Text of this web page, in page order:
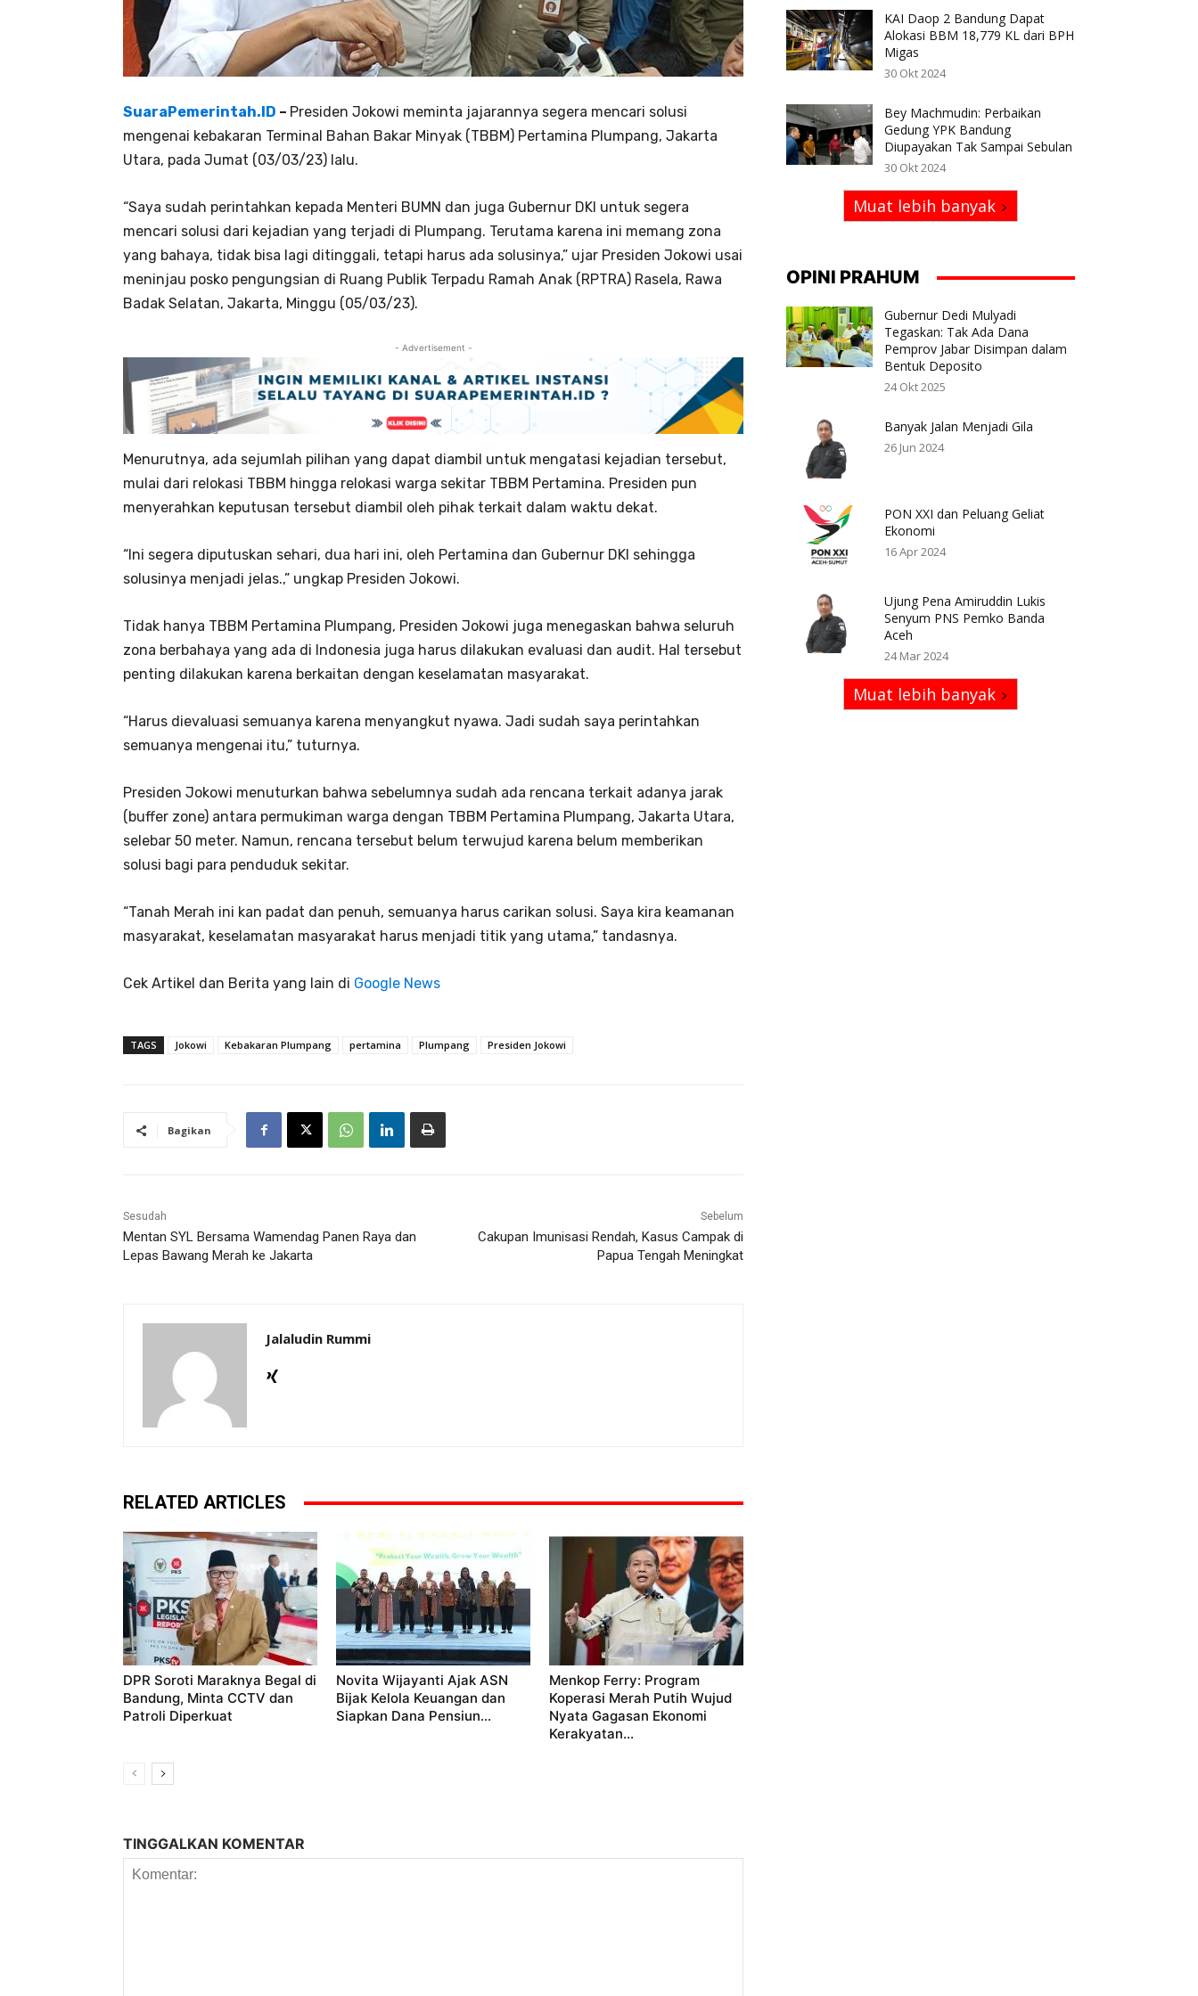
SuaraPemerintah.ID – Presiden Jokowi meminta jajarannya segera mencari solusi
mengenai kebakaran Terminal Bahan Bakar Minyak (TBBM) Pertamina Plumpang, Jakarta
Utara, pada Jumat (03/03/23) lalu.
“Saya sudah perintahkan kepada Menteri BUMN dan juga Gubernur DKI untuk segera
mencari solusi dari kejadian yang terjadi di Plumpang. Terutama karena ini memang zona
yang bahaya, tidak bisa lagi ditinggali, tetapi harus ada solusinya,” ujar Presiden Jokowi usai
meninjau posko pengungsian di Ruang Publik Terpadu Ramah Anak (RPTRA) Rasela, Rawa
Badak Selatan, Jakarta, Minggu (05/03/23).
- Advertisement -
Menurutnya, ada sejumlah pilihan yang dapat diambil untuk mengatasi kejadian tersebut,
mulai dari relokasi TBBM hingga relokasi warga sekitar TBBM Pertamina. Presiden pun
menyerahkan keputusan tersebut diambil oleh pihak terkait dalam waktu dekat.
“Ini segera diputuskan sehari, dua hari ini, oleh Pertamina dan Gubernur DKI sehingga
solusinya menjadi jelas.,” ungkap Presiden Jokowi.
Tidak hanya TBBM Pertamina Plumpang, Presiden Jokowi juga menegaskan bahwa seluruh
zona berbahaya yang ada di Indonesia juga harus dilakukan evaluasi dan audit. Hal tersebut
penting dilakukan karena berkaitan dengan keselamatan masyarakat.
“Harus dievaluasi semuanya karena menyangkut nyawa. Jadi sudah saya perintahkan
semuanya mengenai itu,” tuturnya.
Presiden Jokowi menuturkan bahwa sebelumnya sudah ada rencana terkait adanya jarak
(buffer zone) antara permukiman warga dengan TBBM Pertamina Plumpang, Jakarta Utara,
selebar 50 meter. Namun, rencana tersebut belum terwujud karena belum memberikan
solusi bagi para penduduk sekitar.
“Tanah Merah ini kan padat dan penuh, semuanya harus carikan solusi. Saya kira keamanan
masyarakat, keselamatan masyarakat harus menjadi titik yang utama,” tandasnya.
Cek Artikel dan Berita yang lain di Google News
TAGS Jokowi Kebakaran Plumpang pertamina Plumpang Presiden Jokowi
Bagikan
Sesudah
Mentan SYL Bersama Wamendag Panen Raya dan
Lepas Bawang Merah ke Jakarta
Sebelum
Cakupan Imunisasi Rendah, Kasus Campak di
Papua Tengah Meningkat
Jalaludin Rummi
RELATED ARTICLES
DPR Soroti Maraknya Begal di
Bandung, Minta CCTV dan
Patroli Diperkuat
Novita Wijayanti Ajak ASN
Bijak Kelola Keuangan dan
Siapkan Dana Pensiun...
Menkop Ferry: Program
Koperasi Merah Putih Wujud
Nyata Gagasan Ekonomi
Kerakyatan...
TINGGALKAN KOMENTAR
KAI Daop 2 Bandung Dapat
Alokasi BBM 18,779 KL dari BPH
Migas
30 Okt 2024
Bey Machmudin: Perbaikan
Gedung YPK Bandung
Diupayakan Tak Sampai Sebulan
30 Okt 2024
Muat lebih banyak
OPINI PRAHUM
Gubernur Dedi Mulyadi
Tegaskan: Tak Ada Dana
Pemprov Jabar Disimpan dalam
Bentuk Deposito
24 Okt 2025
Banyak Jalan Menjadi Gila
26 Jun 2024
PON XXI dan Peluang Geliat
Ekonomi
16 Apr 2024
Ujung Pena Amiruddin Lukis
Senyum PNS Pemko Banda
Aceh
24 Mar 2024
Muat lebih banyak